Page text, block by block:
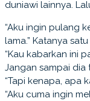
duniawi lainnya.
“Aku ingin pulang
lama.” Katanya
“Kau kabarkan ini
Jangan sampai dia
“Tapi kenapa, apa
“Aku cuma ingin